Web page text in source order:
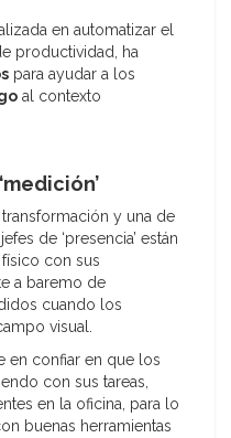
en automatizar el
productividad, ha
para ayudar a los
al contexto
y una de
de ‘presencia’ están
con sus
a baremo de
cuando los
visual.
en confiar en que los
con sus tareas,
en la oficina, para lo
buenas herramientas